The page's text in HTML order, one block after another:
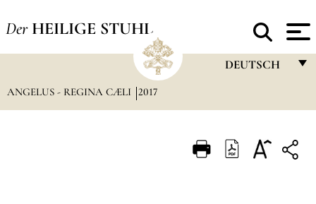
Der HEILIGE STUHL
DEUTSCH
ITALIANO
ANGELUS - REGINA CÆLI 2017